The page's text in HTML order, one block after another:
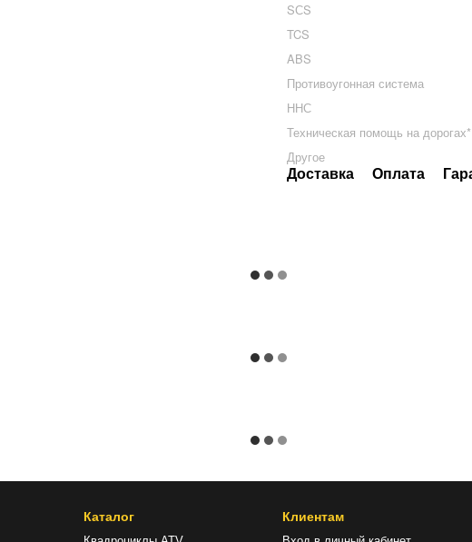
SСS
TCS
ABS
Противоугонная система
ННС
Техническая помощь на дорогах*
Другое
Доставка Оплата
Каталог Клиентам